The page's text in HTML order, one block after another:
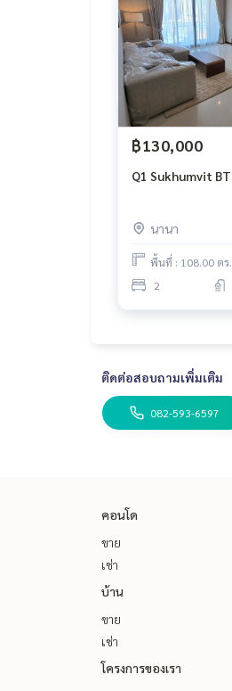
฿130,000
Q1 Sukhumvit
นานา
พื้นที่ : 108.00 ตร
2
ติดต่อสอบถามเพิ่มเติม
082-593-6597
คอนโด
ขาย
เช่า
บ้าน
ขาย
เช่า
โครงการของเรา